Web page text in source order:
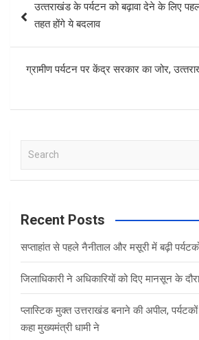
navigation
उत्‍तराखंड के पर्यटन को बढ़ावा देने के लिए
तहत होंगे ये बदलाव
ग्रामीण पर्यटन पर केंद्र सरकार का जोर,
a
c
Recent Posts
सप्ताहांत से पहले नैनीताल और मसूरी में बढ़ी
जिलाधिकारी ने अधिकारियों को दिए मानसून के
प्लास्टिक मुक्त उत्तराखंड बनाने की अपील, पर्यटकों
कहा मुख्यमंत्री धामी ने